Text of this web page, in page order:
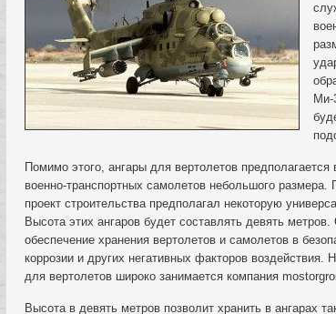
Ми-
Помимо этого, ангары для вертолетов
военно-транспортных самолетов небольшого
проект строительства предполагал некоторую
Высота этих ангаров будет составлять девять
обеспечение хранения вертолетов и самолетов в
коррозии и других негативных факторов воздействия.
для вертолетов широко занимается компания
Высота в девять метров позволит хранить в ангарах